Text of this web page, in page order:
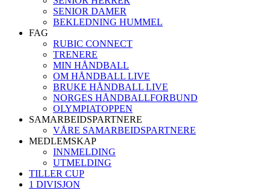
SENIOR DAMER
BEKLEDNING HUMMEL
FAG
RUBIC CONNECT
TRENERE
MIN HÅNDBALL
OM HÅNDBALL LIVE
BRUKE HÅNDBALL LIVE
NORGES HÅNDBALLFORBUND
OLYMPIATOPPEN
SAMARBEIDSPARTNERE
VÅRE SAMARBEIDSPARTNERE
MEDLEMSKAP
INNMELDING
UTMELDING
TILLER CUP
1 DIVISJON